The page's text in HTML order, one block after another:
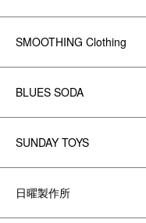
SMOOTHING Clothing
BLUES SODA
SUNDAY TOYS
日曜製作所